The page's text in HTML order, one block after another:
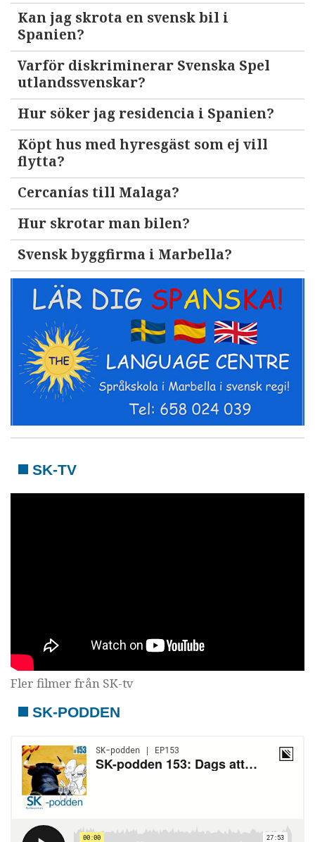
Kan jag skrota en svensk bil i
Spanien?
Varför diskriminerar Svenska Spel
utlandssvenskar?
Hur söker jag residencia i Spanien?
Köpt hus med hyresgäst som ej vill
flytta?
Cercanías till Malaga?
Hur skrotar man bilen?
Svensk byggfirma i Marbella?
SK-TV
Fler filmer från SK-tv
SK-PODDEN